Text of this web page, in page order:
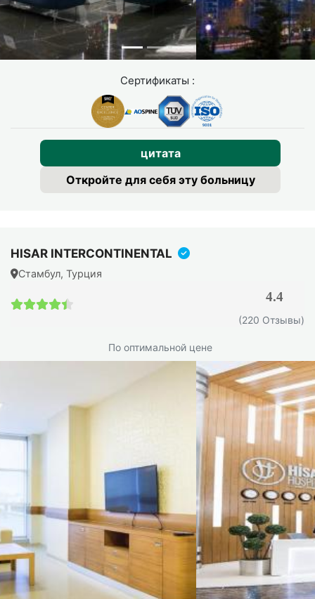
Сертификаты :
цитата
Откройте для себя эту больницу
HISAR INTERCONTINENTAL
Стамбул, Турция
4.4
(220 Отзывы)
По оптимальной цене